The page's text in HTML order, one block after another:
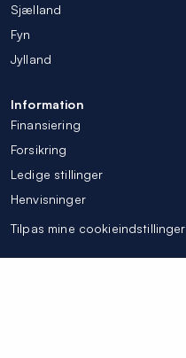
Sjælland
Fyn
Jylland
Information
Finansiering
Forsikring
Ledige stillinger
Henvisninger
Tilpas mine cookieindstillinger